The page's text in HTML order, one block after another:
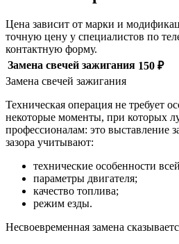
Цена зависит от марки и
точную цену у специалистов по
контактную форму.
Замена свечей зажигания 150 ₽
Замена свечей зажигания
Техническая операция не требует
некоторые моменты, при которых
профессионалам: это выставление
зазора учитывают:
технические особенности
параметры двигателя;
качество топлива;
режим езды.
Несвоевременная замена